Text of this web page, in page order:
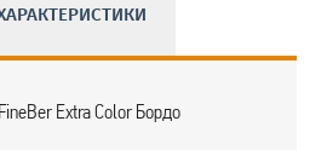
Extra Color Бордо